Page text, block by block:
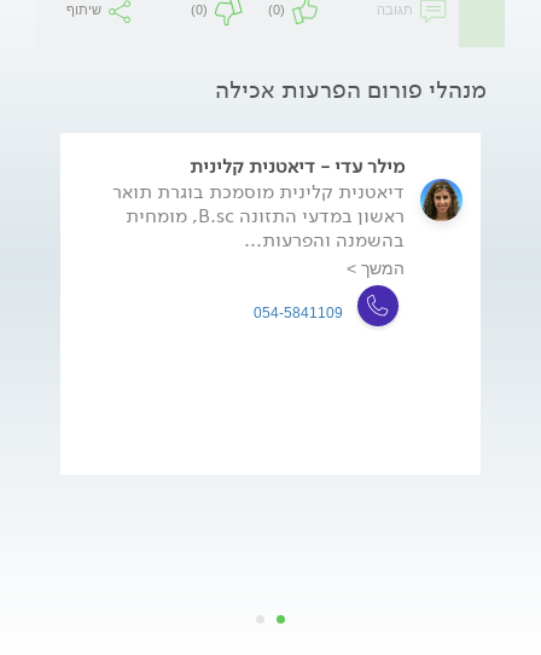
תגובה (0)
(0) שיתוף
מנהלי פורום הפרעות אכילה
מילר עדי - דיאטנית קלינית
דיאטנית קלינית מוסמכת בוגרת תואר
ראשון במדעי התזונה B.sc, מומחית
בהשמנה והפרעות...
המשך >
054-5841109